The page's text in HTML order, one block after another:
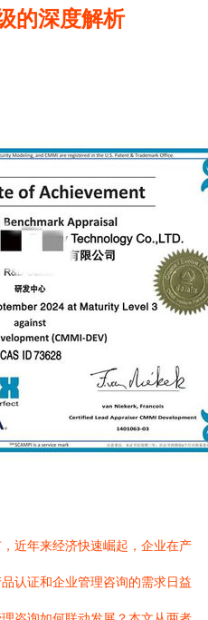
的深度解析
近年来经济快速崛起，企业在产
认证和企业管理咨询的需求日益